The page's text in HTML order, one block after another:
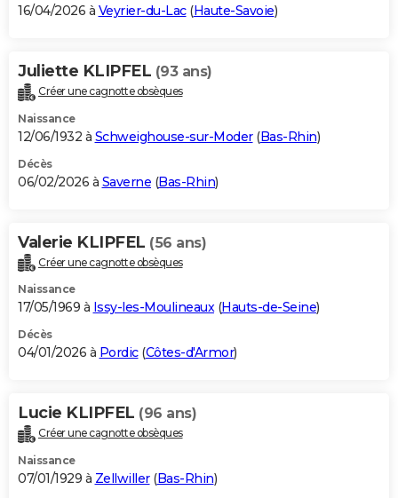
16/04/2026 à Veyrier-du-Lac(Haute-Savoie)
Juliette KLIPFEL (93 ans)
Créer une cagnotte obsèques
Naissance
12/06/1932 à Schweighouse-sur-Moder(Bas-Rhin)
Décès
06/02/2026 à Saverne (Bas-Rhin)
Valerie KLIPFEL (56 ans)
Créer une cagnotte obsèques
Naissance
17/05/1969 à Issy-les-Moulineaux(Hauts-de-Seine)
Décès
04/01/2026 à Pordic(Côtes-d'Armor)
Lucie KLIPFEL (96 ans)
Créer une cagnotte obsèques
Naissance
07/01/1929 à Zellwiller(Bas-Rhin)